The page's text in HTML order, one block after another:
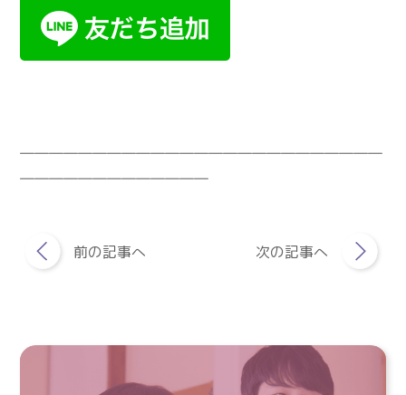
―――――――――――――――――――――――――
―――――――――――――
前の記事へ 次の記事へ